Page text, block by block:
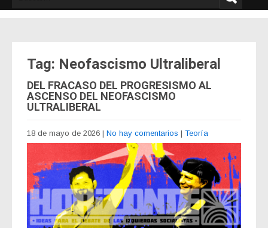
Tag: Neofascismo Ultraliberal
DEL FRACASO DEL PROGRESISMO AL
ASCENSO DEL NEOFASCISMO
ULTRALIBERAL
18 de mayo de 2026 | No hay comentarios | Teoría